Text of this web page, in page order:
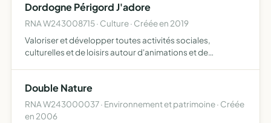
par a…
Dordogne Périgord J'adore
RNA W243008715 · Culture · Créée en 2019
Valoriser et développer toutes activités sociales,
culturelles et de loisirs autour d'animations et de
forme…
Double Nature
RNA W243000037 · Environnement et patrimoine · Créée
en 2006